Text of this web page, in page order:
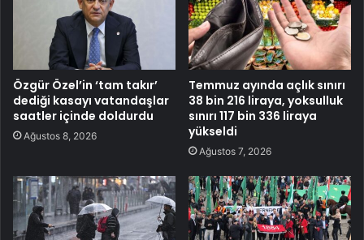
Özgür Özel’in ‘tam takır’
dediği kasayı vatandaşlar
saatler içinde doldurdu
Ağustos 8, 2026
Temmuz ayında açlık sınırı
38 bin 216 liraya, yoksulluk
sınırı 117 bin 336 liraya
yükseldi
Ağustos 7, 2026